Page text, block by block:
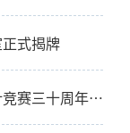
式揭牌
华中科技大学在全国大学生电子设计竞赛三十周年庆典中获突出贡献奖